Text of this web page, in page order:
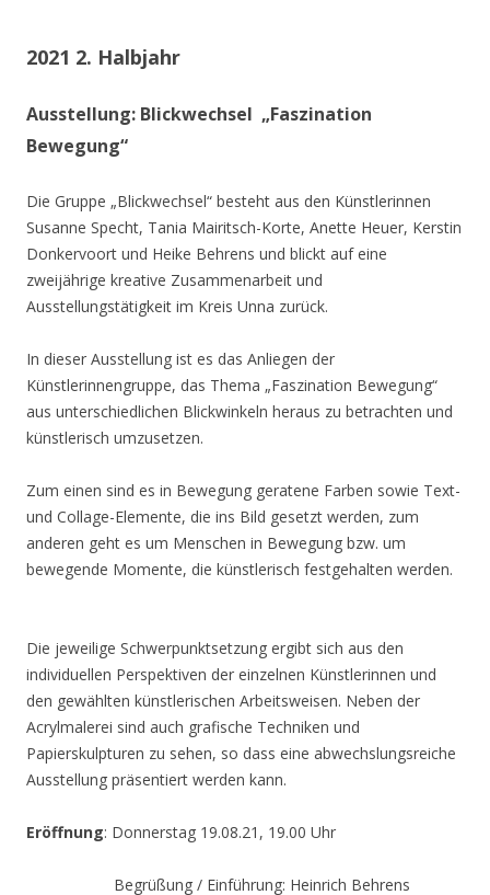
2021 2. Halbjahr
Ausstellung: Blickwechsel „Faszination
Bewegung“
Die Gruppe „Blickwechsel“ besteht aus den Künstlerinnen
Susanne Specht, Tania Mairitsch-Korte, Anette Heuer, Kerstin
Donkervoort und Heike Behrens und blickt auf eine
zweijährige kreative Zusammenarbeit und
Ausstellungstätigkeit im Kreis Unna zurück.
In dieser Ausstellung ist es das Anliegen der
Künstlerinnengruppe, das Thema „Faszination Bewegung“
aus unterschiedlichen Blickwinkeln heraus zu betrachten und
künstlerisch umzusetzen.
Zum einen sind es in Bewegung geratene Farben sowie Text-
und Collage-Elemente, die ins Bild gesetzt werden, zum
anderen geht es um Menschen in Bewegung bzw. um
bewegende Momente, die künstlerisch festgehalten werden.
Die jeweilige Schwerpunktsetzung ergibt sich aus den
individuellen Perspektiven der einzelnen Künstlerinnen und
den gewählten künstlerischen Arbeitsweisen. Neben der
Acrylmalerei sind auch grafische Techniken und
Papierskulpturen zu sehen, so dass eine abwechslungsreiche
Ausstellung präsentiert werden kann.
Eröffnung: Donnerstag 19.08.21, 19.00 Uhr
Begrüßung / Einführung: Heinrich Behrens